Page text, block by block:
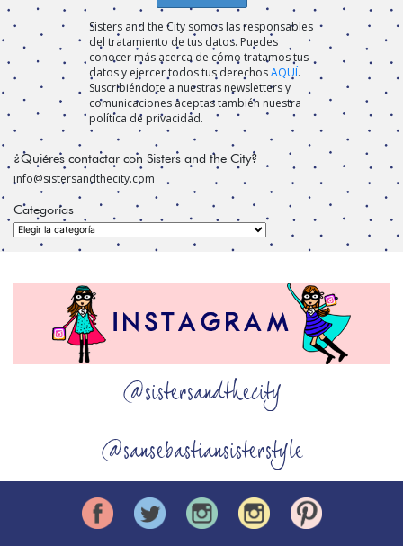
Sisters and the City somos las responsables
del tratamiento de tus datos. Puedes
conocer más acerca de cómo tratamos tus
datos y ejercer todos tus derechosAQUÍ.
Suscribiéndote a nuestras newsletters y
comunicaciones aceptas también nuestra
política de privacidad.
¿Quiéres contactar con Sisters and the City?
info@sistersandthecity.com
Categorías
Categorías
@sistersandthecity
@sansebastiansisterstyle